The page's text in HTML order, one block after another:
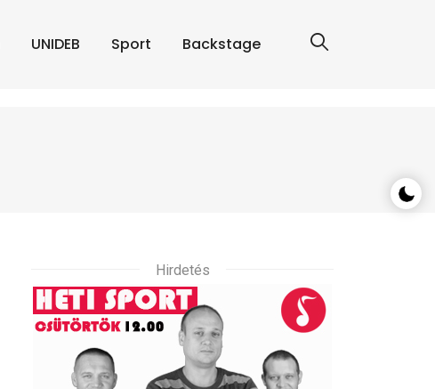
UNIDEB Sport Backstage
Hirdetés